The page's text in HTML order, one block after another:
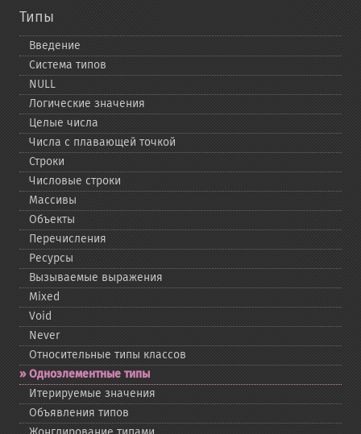
Типы
Введение
Система типов
NULL
Логические значения
Целые числа
Числа с плавающей точкой
Строки
Числовые строки
Массивы
Объекты
Перечисления
Ресурсы
Вызываемые выражения
Mixed
Void
Never
Относительные типы классов
Одноэлементные типы
Итерируемые значения
Объявления типов